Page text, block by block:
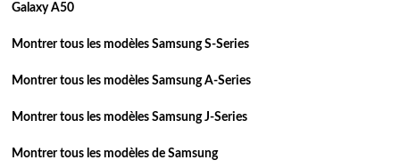
Galaxy A50
Montrer tous les modèles Samsung S-Series
Montrer tous les modèles Samsung A-Series
Montrer tous les modèles Samsung J-Series
Montrer tous les modèles de Samsung